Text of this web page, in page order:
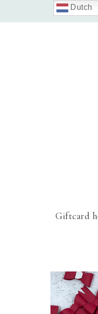
Giftcard
Dutch